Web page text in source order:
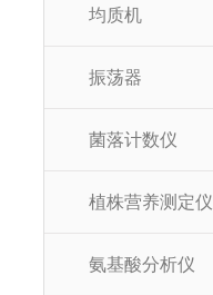
均质机
振荡器
菌落计数仪
植株营养测定仪
氨基酸分析仪